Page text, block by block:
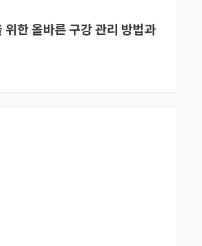
위한 올바른 구강 관리 방법과